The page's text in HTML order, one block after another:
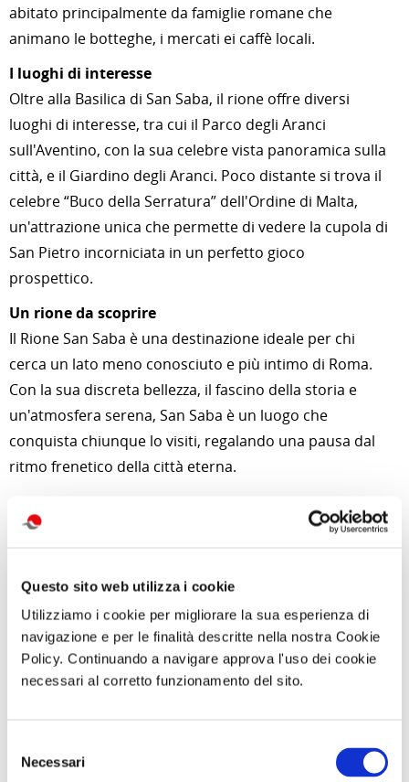
Questo sito web utilizza i cookie
Utilizziamo i cookie per migliorare la sua esperienza di
navigazione e per le finalità descritte nella nostra Cookie
Policy. Continuando a navigare approva l'uso dei cookie
necessari al corretto funzionamento del sito.
delNecessari
abitato principalmente da famiglie romane che
animano le botteghe, i mercati ei caffè locali.
I luoghi di interesse
Oltre alla Basilica di San Saba, il rione offre diversi
luoghi di interesse, tra cui il Parco degli Aranci
sull'Aventino, con la sua celebre vista panoramica sulla
città, e il Giardino degli Aranci. Poco distante si trova il
celebre “Buco della Serratura” dell'Ordine di Malta,
un'attrazione unica che permette di vedere la cupola di
San Pietro incorniciata in un perfetto gioco
prospettico.
Un rione da scoprire
Il Rione San Saba è una destinazione ideale per chi
cerca un lato meno conosciuto e più intimo di Roma.
Con la sua discreta bellezza, il fascino della storia e
un'atmosfera serena, San Saba è un luogo che
conquista chiunque lo visiti, regalando una pausa dal
ritmo frenetico della città eterna.
Per approfondimenti e news su quest'attivitàclicca qui
di Redazione Cralt Magazine
09 Marzo 2025
attività correlate: